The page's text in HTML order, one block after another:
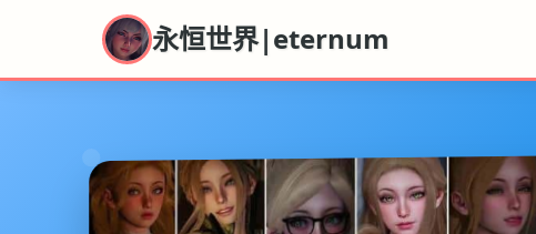
永恒世界|eternum